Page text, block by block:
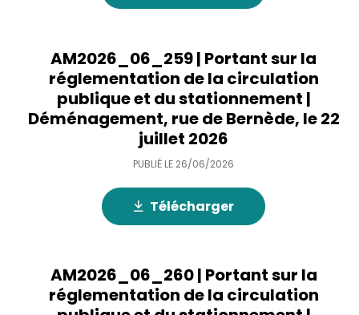
AM2026_06_259 | Portant sur la
réglementation de la circulation
publique et du stationnement |
Déménagement, rue de Bernède, le 22
juillet 2026
PUBLIÉ LE 26/06/2026
Télécharger
AM2026_06_260 | Portant sur la
réglementation de la circulation